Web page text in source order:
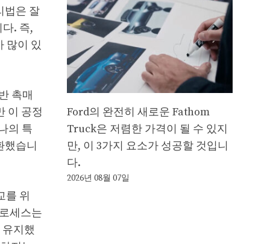
법은 잘
. 즉,
많이 있
촉매
이 공정
의 특
했습니
를 위
세스는
지했
Ford의 완전히 새로운 Fathom
Truck은 저렴한 가격이 될 수 있지
만, 이 3가지 요소가 성공할 것입니
다.
2026년 08월 07일